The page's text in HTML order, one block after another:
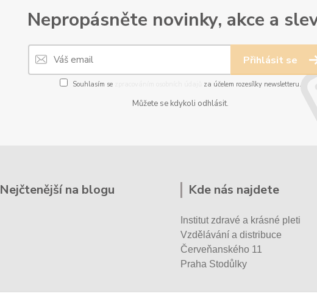
Nepropásněte novinky, akce a
Přihlásit se
Souhlasím se za účelem rozesílky newsletteru.
Můžete se kdykoli odhlásit.
Nejčtenější na blogu Kde nás najdete
Institut zdravé a krásné pleti
Vzdělávání a distribuce
Červeňanského 11
Praha Stodůlky